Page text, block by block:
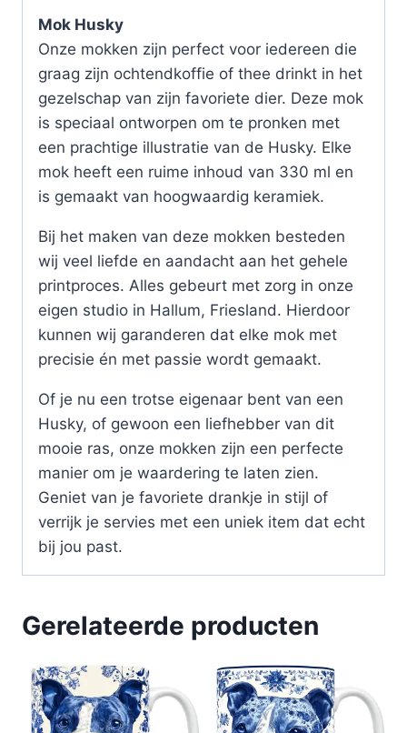
Mok Husky
Onze mokken zijn perfect voor iedereen die
graag zijn ochtendkoffie of thee drinkt in het
gezelschap van zijn favoriete dier. Deze mok
is speciaal ontworpen om te pronken met
een prachtige illustratie van de Husky. Elke
mok heeft een ruime inhoud van 330 ml en
is gemaakt van hoogwaardig keramiek.
Bij het maken van deze mokken besteden
wij veel liefde en aandacht aan het gehele
printproces. Alles gebeurt met zorg in onze
eigen studio in Hallum, Friesland. Hierdoor
kunnen wij garanderen dat elke mok met
precisie én met passie wordt gemaakt.
Of je nu een trotse eigenaar bent van een
Husky, of gewoon een liefhebber van dit
mooie ras, onze mokken zijn een perfecte
manier om je waardering te laten zien.
Geniet van je favoriete drankje in stijl of
verrijk je servies met een uniek item dat echt
bij jou past.
Gerelateerde producten